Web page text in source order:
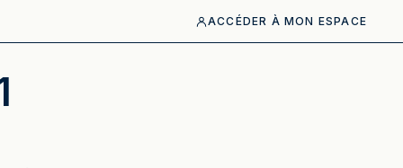
ACCÉDER À MON ESPACE